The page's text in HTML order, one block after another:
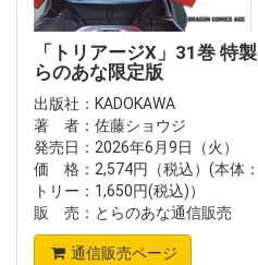
「トリアージX」31巻 特
らのあな限定版
出版社：KADOKAWA
著 者：佐藤ショウジ
発売日：2026年6月9日（火）
価 格：2,574円（税込）(本体
トリー：1,650円(税込)）
販 売：とらのあな通信販売
通信販売ページ